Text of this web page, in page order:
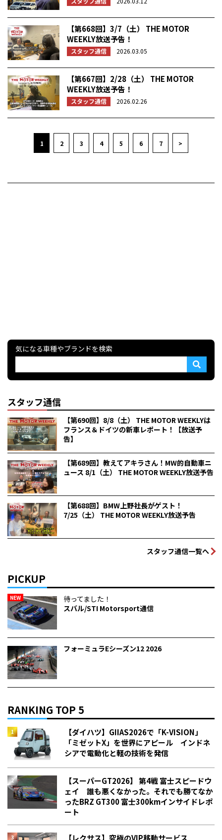
【第668回】3/7（土） THE MOTOR
WEEKLY放送予告！
スタッフ通信 2026.03.05
【第667回】2/28（土） THE MOTOR
WEEKLY放送予告！
スタッフ通信 2026.02.26
1 2 3 4 5 6 7 >
気になる車種やブランドを検索
スタッフ通信
【第690回】8/8（土） THE MOTOR WEEKLYは
フランス＆ドイツの新車レポート！【放送予
告】
【第689回】教えてアキラさん！MW的自動車ニ
ュース 8/1（土） THE MOTOR WEEKLY放送予告
【第688回】BMW上野社長がゲスト！
7/25（土） THE MOTOR WEEKLY放送予告
スタッフ通信一覧へ
PICKUP
NEW
待ってました！
スバル/STI Motorsport通信
フォーミュラEシーズン12 2026
RANKING TOP 5
【ダイハツ】GIIAS2026で「K-VISION」
「ミゼットX」を世界にアピール インドネ
シアで電動化と軽の技術を発信
【スーパーGT2026】 第4戦 富士スピードウ
ェイ 誰も悪くなかった。それでも勝てなか
った――BRZ GT300 富士300kmインサイドレポ
ート
【レクサス】究極のVIP移動サービス